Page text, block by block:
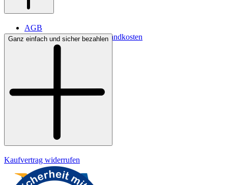
AGB
Lieferbedingungen & Versandkosten
Bezahlung
Ganz einfach und sicher bezahlen
Kaufvertrag widerrufen